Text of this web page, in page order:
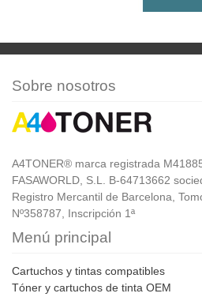
Sobre nosotros
A4TONER® marca registrada
FASAWORLD, S.L. B-64713662
Registro Mercantil de Barcelona,
Nº358787, Inscripción 1ª
Menú principal
Cartuchos y tintas compatibles
Tóner y cartuchos de tinta OEM